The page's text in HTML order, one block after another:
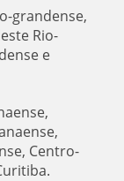
grandense,
Rio-
e
Centro-